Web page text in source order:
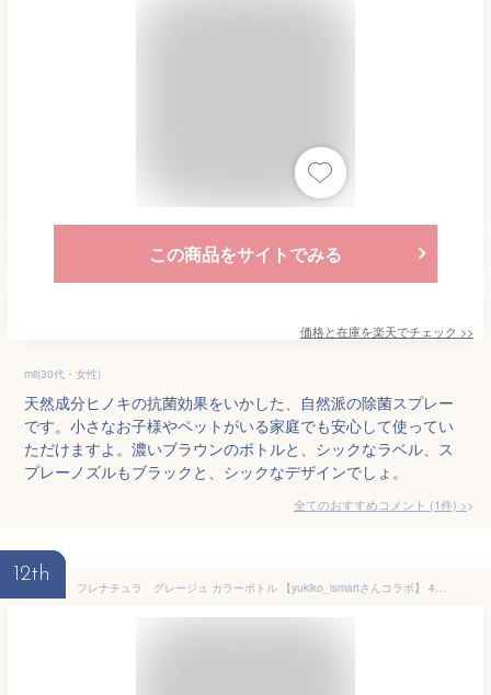
この商品をサイトでみる
価格と在庫を楽天でチェック >>
mii(30代・女性)
天然成分ヒノキの抗菌効果をいかした、自然派の除菌スプレー
です。小さなお子様やペットがいる家庭でも安心して使ってい
ただけますよ。濃いブラウンのボトルと、シックなラベル、ス
プレーノズルもブラックと、シックなデザインでしょ。
全てのおすすめコメント (1件) >
12th
フレナチュラ グレージュ カラーボトル 【yukiko_ismartさんコラボ】 400ml 除菌スプレー 消臭スプレー マスクの除菌に ウイルス対策